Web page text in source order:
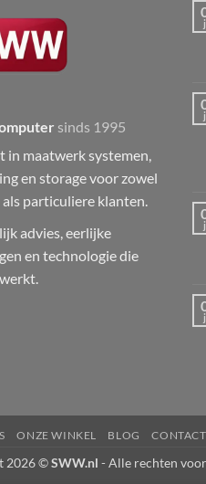
sinds 1995
in maatwerk systemen,
en storage voor zowel
als particuliere klanten.
advies, eerlijke
en technologie die
ONZE WINKEL BLOG CONTACT
2026 ©SWW.nl - Alle rechten